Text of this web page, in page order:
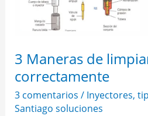
3 Maneras de
correctamente
3 comentarios / Inyectores,
Santiago soluciones
correctamente